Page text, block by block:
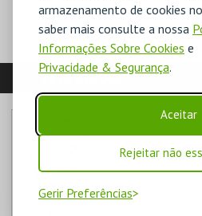
armazenamento de cookies
saber mais consulte a nossa
Informações Sobre Cookies e
Privacidade & Segurança.
Aceitar
Rejeitar não
Gerir Preferências
VEJA AINDA: